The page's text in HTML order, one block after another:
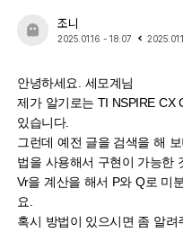
조니
2025.01.16 - 18:07
안녕하세요. 세모계님
제가 알기로는 TI NSPIRE CX
있습니다.
그런데 예전 글을 검색을 해
법을 사용해서 구현이 가능한
Vr을 계산을 해서 P와 Q로 미
요.
혹시 방법이 있으시면 좀 알려